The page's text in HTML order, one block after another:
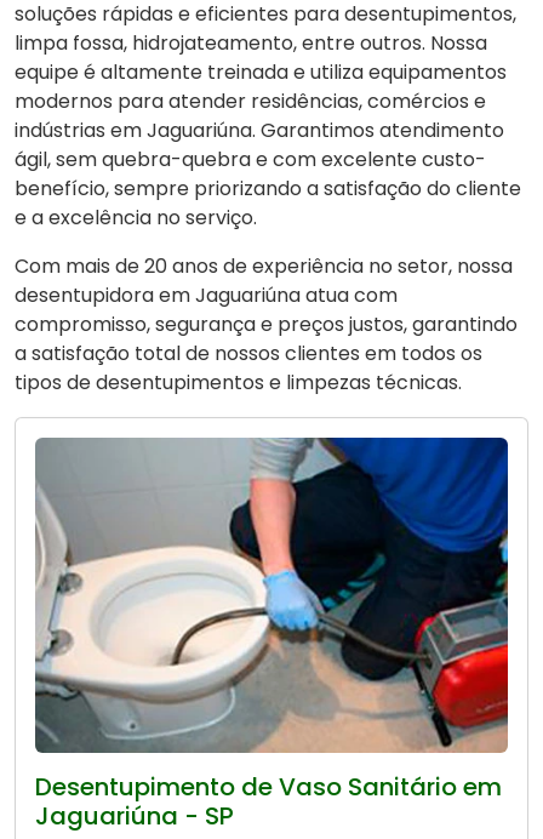
soluções rápidas e eficientes para desentupimentos,
limpa fossa, hidrojateamento, entre outros. Nossa
equipe é altamente treinada e utiliza equipamentos
modernos para atender residências, comércios e
indústrias em Jaguariúna. Garantimos atendimento
ágil, sem quebra-quebra e com excelente custo-
benefício, sempre priorizando a satisfação do cliente
e a excelência no serviço.
Com mais de 20 anos de experiência no setor, nossa
desentupidora em Jaguariúna atua com
compromisso, segurança e preços justos, garantindo
a satisfação total de nossos clientes em todos os
tipos de desentupimentos e limpezas técnicas.
Desentupimento de Vaso Sanitário em
Jaguariúna - SP